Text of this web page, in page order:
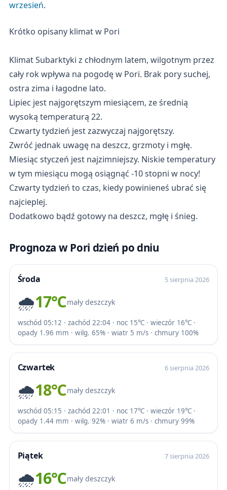
wrzesień.
Krótko opisany klimat w Pori
Klimat Subarktyki z chłodnym latem, wilgotnym przez
cały rok wpływa na pogodę w Pori. Brak pory suchej,
ostra zima i łagodne lato.
Lipiec jest najgorętszym miesiącem, ze średnią
wysoką temperaturą 22.
Czwarty tydzień jest zazwyczaj najgorętszy.
Zwróć jednak uwagę na deszcz, grzmoty i mgłę.
Miesiąc styczeń jest najzimniejszy. Niskie temperatury
w tym miesiącu mogą osiągnąć -10 stopni w nocy!
Czwarty tydzień to czas, kiedy powinieneś ubrać się
najcieplej.
Dodatkowo bądź gotowy na deszcz, mgłę i śnieg.
Prognoza w Pori dzień po dniu
Środa 5 sierpnia 2026
🌧️17℃mały deszczyk
wschód 05:12 · zachód 22:04 · noc 15℃ · wieczór 16℃ ·
opady 1.96 mm · wilg. 65% · wiatr 5 m/s · chmury 100%
Czwartek 6 sierpnia 2026
🌧️18℃mały deszczyk
wschód 05:15 · zachód 22:01 · noc 17℃ · wieczór 19℃ ·
opady 1.44 mm · wilg. 92% · wiatr 6 m/s · chmury 99%
Piątek 7 sierpnia 2026
🌧️16℃mały deszczyk